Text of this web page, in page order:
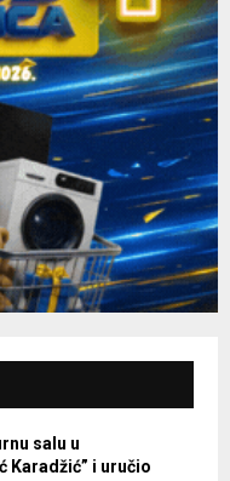
salu u
Karadžić” i uručio